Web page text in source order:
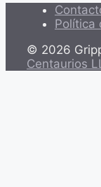
Política
© 2026
Centaurios